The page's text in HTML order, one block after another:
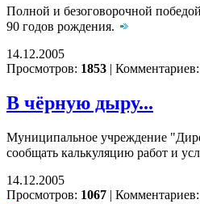
Полной и безоговорочной
90 годов рождения.
14.12.2005
Просмотров: 1853 | Комментариев:
В чёрную дыру...
Муниципальное учреждение
сообщать калькуляцию работ и
14.12.2005
Просмотров: 1067 | Комментариев: